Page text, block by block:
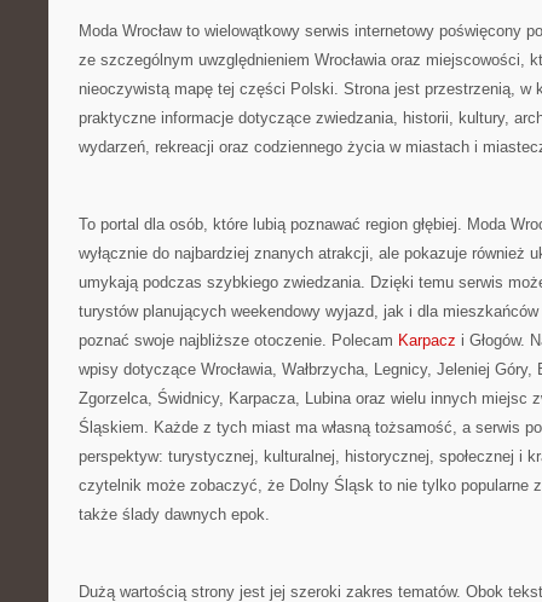
Moda Wrocław to wielowątkowy serwis internetowy poświęcony
ze szczególnym uwzględnieniem Wrocławia oraz miejscowości,
nieoczywistą mapę tej części Polski. Strona jest przestrzenią, w
praktyczne informacje dotyczące zwiedzania, historii, kultury,
wydarzeń, rekreacji oraz codziennego życia w miastach i
To portal dla osób, które lubią poznawać region głębiej. Moda
wyłącznie do najbardziej znanych atrakcji, ale pokazuje również
umykają podczas szybkiego zwiedzania. Dzięki temu serwis
turystów planujących weekendowy wyjazd, jak i dla
poznać swoje najbliższe otoczenie. Polecam Karpacz i Głogów.
wpisy dotyczące Wrocławia, Wałbrzycha, Legnicy, Jeleniej Góry,
Zgorzelca, Świdnicy, Karpacza, Lubina oraz wielu innych miejsc
Śląskiem. Każde z tych miast ma własną tożsamość, a serwis
perspektyw: turystycznej, kulturalnej, historycznej, społecznej i
czytelnik może zobaczyć, że Dolny Śląsk to nie tylko popularne
także ślady dawnych epok.
Dużą wartością strony jest jej szeroki zakres tematów. Obok